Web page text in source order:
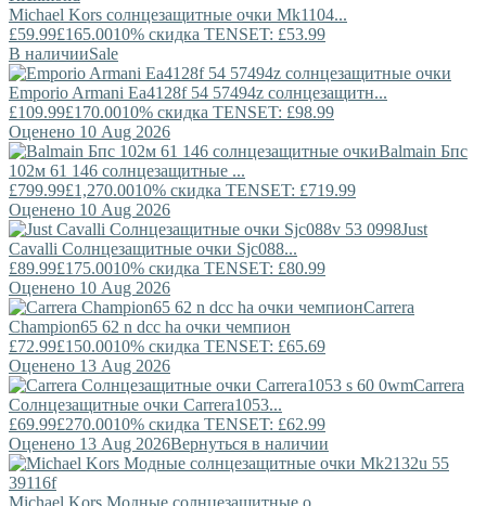
Michael Kors солнцезащитные очки Mk1104...
£59.99£165.0010% скидка TENSET: £53.99
В наличииSale
Emporio Armani Ea4128f 54 57494z солнцезащитн...
£109.99£170.0010% скидка TENSET: £98.99
Оценено 10 Aug 2026
Balmain Бпс
102м 61 146 солнцезащитные ...
£799.99£1,270.0010% скидка TENSET: £719.99
Оценено 10 Aug 2026
Just
Cavalli Солнцезащитные очки Sjc088...
£89.99£175.0010% скидка TENSET: £80.99
Оценено 10 Aug 2026
Carrera
Champion65 62 n dcc ha очки чемпион
£72.99£150.0010% скидка TENSET: £65.69
Оценено 13 Aug 2026
Carrera
Солнцезащитные очки Carrera1053...
£69.99£270.0010% скидка TENSET: £62.99
Оценено 13 Aug 2026Вернуться в наличии
Michael Kors Модные солнцезащитные о...